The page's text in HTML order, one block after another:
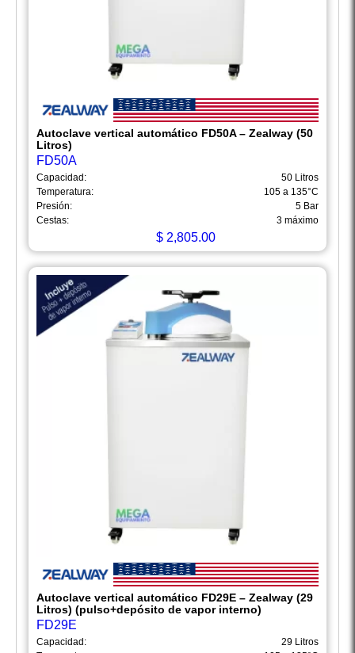
Autoclave vertical automático FD50A – Zealway (50
Litros)
FD50A
Capacidad:
50 Litros
Temperatura:
105 a 135°C
Presión:
5 Bar
Cestas:
3 máximo
$2,805.00
Autoclave vertical automático FD29E – Zealway (29
Litros) (pulso+depósito de vapor interno)
FD29E
Capacidad:
29 Litros